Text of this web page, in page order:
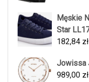
Męskie
Star
182,84 zł
Jowissa
989,00 zł